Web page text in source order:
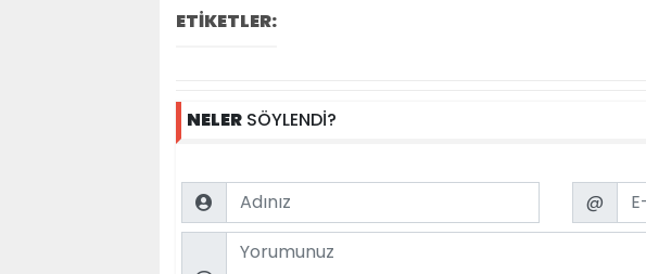
ETİKETLER:
NELER SÖYLENDİ?
Name Email
@
Comment